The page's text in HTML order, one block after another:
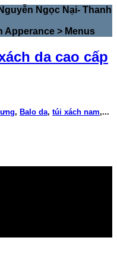
Ngọc Nại- Thanh
Apperance > Menus
, Balo da, túi xách nam,...